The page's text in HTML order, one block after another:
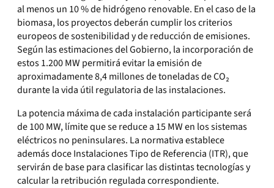
al menos un 10 % de hidrógeno renovable. En el caso de la
biomasa, los proyectos deberán cumplir los criterios
europeos de sostenibilidad y de reducción de emisiones.
Según las estimaciones del Gobierno, la incorporación de
estos 1.200 MW permitirá evitar la emisión de
aproximadamente 8,4 millones de toneladas de CO₂
durante la vida útil regulatoria de las instalaciones.
La potencia máxima de cada instalación participante será
de 100 MW, límite que se reduce a 15 MW en los sistemas
eléctricos no peninsulares. La normativa establece
además doce Instalaciones Tipo de Referencia (ITR), que
servirán de base para clasificar las distintas tecnologías y
calcular la retribución regulada correspondiente.